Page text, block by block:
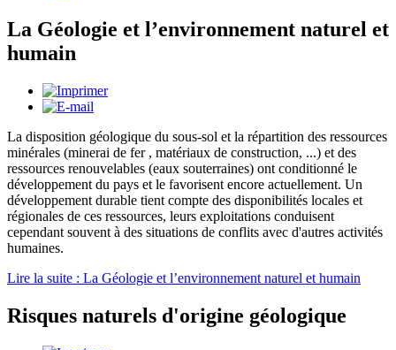
La Géologie et l’environnement naturel et
humain
La disposition géologique du sous-sol et la répartition des ressources
minérales (minerai de fer , matériaux de construction, ...) et des
ressources renouvelables (eaux souterraines) ont conditionné le
développement du pays et le favorisent encore actuellement. Un
développement durable tient compte des disponibilités locales et
régionales de ces ressources, leurs exploitations conduisent
cependant souvent à des situations de conflits avec d'autres activités
humaines.
Lire la suite : La Géologie et l’environnement naturel et humain
Risques naturels d'origine géologique